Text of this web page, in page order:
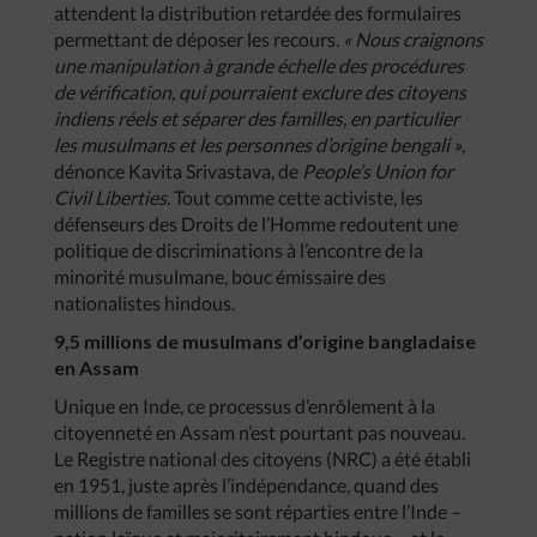
attendent la distribution retardée des formulaires
permettant de déposer les recours. « Nous craignons
une manipulation à grande échelle des procédures
de vérification, qui pourraient exclure des citoyens
indiens réels et séparer des familles, en particulier
les musulmans et les personnes d’origine bengali »,
dénonce Kavita Srivastava, de People’s Union for
Civil Liberties. Tout comme cette activiste, les
défenseurs des Droits de l’Homme redoutent une
politique de discriminations à l’encontre de la
minorité musulmane, bouc émissaire des
nationalistes hindous.
9,5 millions de musulmans d’origine bangladaise
en Assam
Unique en Inde, ce processus d’enrôlement à la
citoyenneté en Assam n’est pourtant pas nouveau.
Le Registre national des citoyens (NRC) a été établi
en 1951, juste après l’indépendance, quand des
millions de familles se sont réparties entre l’Inde –